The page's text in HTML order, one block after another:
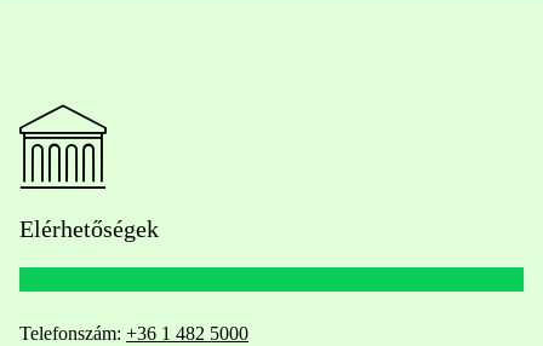
Elérhetőségek
Telefonszám: +36 1 482 5000